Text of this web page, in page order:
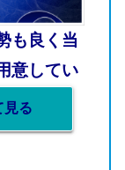
も良く当
意してい
見る